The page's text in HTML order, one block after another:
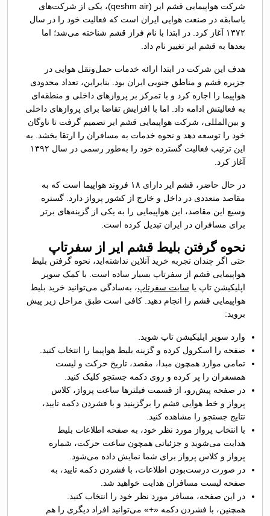
شرکت هواپیمایی قشم ایر (qeshm air)، یکی از شرکت‌های
باسابقه در صنعت هوایی ایران است که فعالیت خود را در سال
۱۳۷۲ آغاز کرد. در ابتدا با نام فراز قشم شناخته می‌شد؛ اما
بعدها به قشم‌ ایر تغییر نام داد.
هدف این شرکت در ابتدا ارائه خدمات حمل‌ونقل هوایی در
جزیره قشم و مناطق جنوبی ایران بود. بنابراین، تعداد محدودی
هواپیما را اجاره کرد و با تمرکز بر پروازهای داخلی و منطقه‌ای
به فعالیتش ادامه داد. اما با افزایش تقاضا برای پروازهای داخلی
و بین‌المللی، شرکت هواپیمایی قشم‌ ایر تصمیم گرفت تا ناوگان
خود را توسعه دهد و نحوه خدمات به مسافران را ارتقا بخشد. به
این ترتیب فعالیت گسترده خود را به‌طور رسمی در سال ۱۳۹۲
آغاز کرد.
در حال حاضر، قشم‌ ایر دارای ۱۸ فروند هواپیما است که به
مقاصد متعددی در داخل و خارج از کشور پرواز دارد. گستره
وسیع این مقاصد، این هواپیمایی را به یکی از گزینه‌های برتر
برای مسافران در ایران تبدیل کرده است.
نحوه گرفتن بلیط قشم ایر از سفرتاپ
حتی اگر چندان تجربه خرید آنلاین نداشته‌اید، نحوه گرفتن بلیط
هواپیمایی قشم از سفرتاپ بسیار ساده است. با کمک سوپر
اپلیکیشن تاپ یا سایت سفرتاپ، به‌سادگی می‌توانید خرید بلیط
هواپیمایی قشم را انجام دهید. کافی است طبق مراحل زیر پیش
بروید:
وارد سوپر اپلیکیشن تاپ شوید.
صفحه را اسکرول کرده و گزینه بلیط هواپیما را انتخاب کنید.
تمامی موارد همچون مبدا، مقصد، تاریخ حرکت و لیست
همسفران را پر کرده و روی دکمه جستجو کلیک کنید.
در صفحه پیش‌رو، از قسمت فیلترها ساعت پرواز، کلاس
پرواز و خط هوایی قشم را برگزینید و با فشردن دکمه تایید،
نتایج جستجو را مشاهده کنید.
با انتخاب پرواز مورد نظر خود، به صفحه اطلاعات بلیط
هدایت می‌شوید و جزئیاتی همچون ساعت حرکت، شماره
پرواز و کلاس پرواز برای شما نمایش داده می‌شود.
در صورت درست‌بودن اطلاعات، با فشردن دکمه تایید، به
صفحه لیست مسافران هدایت خواهید شد.
در این صفحه، مسافر مورد نظر خود را انتخاب کنید.
همچنین، با فشردن دکمه «+» می‌توانید افراد دیگری را هم